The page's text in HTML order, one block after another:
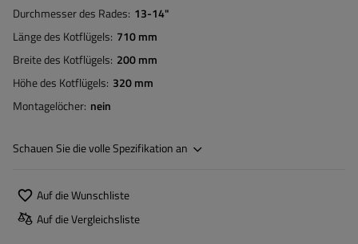
Durchmesser des Rades 13-14"
Länge des Kotflügels 710 mm
Breite des Kotflügels 200 mm
Höhe des Kotflügels 320 mm
Montagelöcher nein
Schauen Sie die volle Spezifikation an
Auf die Wunschliste
Auf die Vergleichsliste